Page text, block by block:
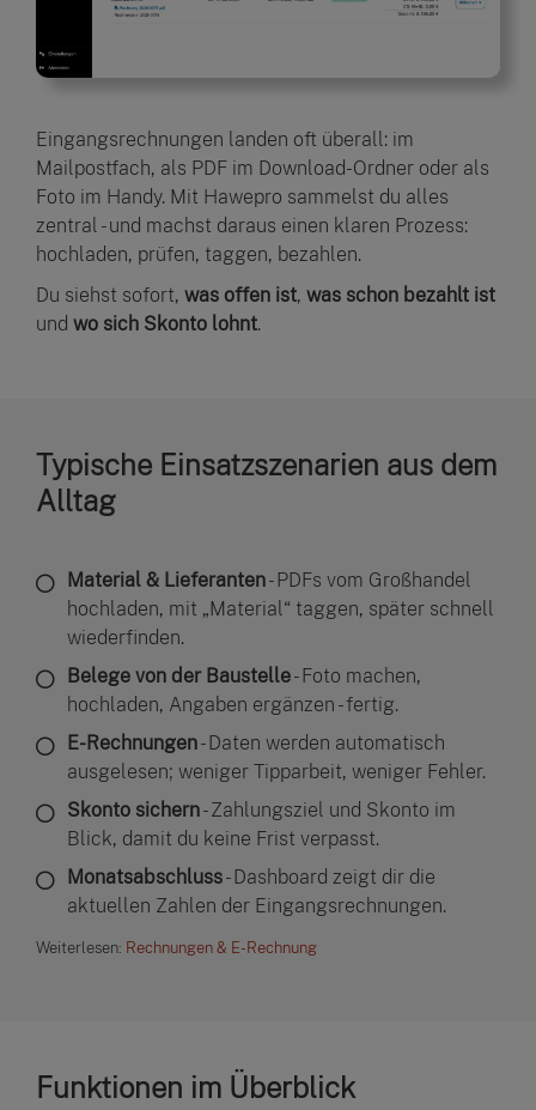
Eingangsrechnungen landen oft überall: im
Mailpostfach, als PDF im Download-Ordner oder als
Foto im Handy. Mit Hawepro sammelst du alles
zentral - und machst daraus einen klaren Prozess:
hochladen, prüfen, taggen, bezahlen.
Du siehst sofort, was offen ist, was schon bezahlt ist
und wo sich Skonto lohnt.
Typische Einsatzszenarien aus dem
Alltag
Material & Lieferanten- PDFs vom Großhandel
hochladen, mit „Material“ taggen, später schnell
wiederfinden.
Belege von der Baustelle- Foto machen,
hochladen, Angaben ergänzen - fertig.
E-Rechnungen- Daten werden automatisch
ausgelesen; weniger Tipparbeit, weniger Fehler.
Skonto sichern- Zahlungsziel und Skonto im
Blick, damit du keine Frist verpasst.
Monatsabschluss- Dashboard zeigt dir die
aktuellen Zahlen der Eingangsrechnungen.
Weiterlesen: Rechnungen & E-Rechnung
Funktionen im Überblick